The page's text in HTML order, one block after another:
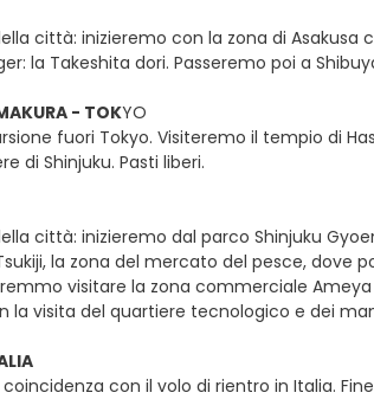
città: inizieremo con la zona di
la Takeshita dori. Passeremo poi a
- TOKYO
fuori Tokyo. Visiteremo il tempio di
di Shinjuku. Pasti liberi.
città: inizieremo dal parco Shinjuku
la zona del mercato del pesce,
visitare la zona commerciale
visita del quartiere tecnologico e dei
con il volo di rientro in Italia. Fine